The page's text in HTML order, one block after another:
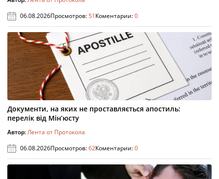
06.08.2026Просмотров:51Коментарии:0
Документи, на яких не проставляється апостиль:
перелік від Мін’юсту
Автор:Лента от Протокола
06.08.2026Просмотров:62Коментарии:0